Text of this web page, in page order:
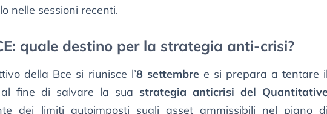
nelle sessioni recenti.
quale destino per la strategia anti-crisi?
della Bce si riunisce l’8 settembree si prepara a tentare il
fine di salvare la sua strategia anticrisi del
dei limiti autoimposti sugli asset ammissibili nel piano di